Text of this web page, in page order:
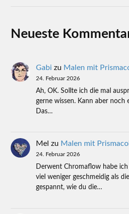
Neueste
Gabi zu Malen mit
24. Februar 2026
Ah, OK. Sollte ich die mal
gerne wissen. Kann aber noch
Das…
Mel zu Malen mit
24. Februar 2026
Derwent Chromaflow habe
viel weniger geschmeidig als
gespannt, wie du die…